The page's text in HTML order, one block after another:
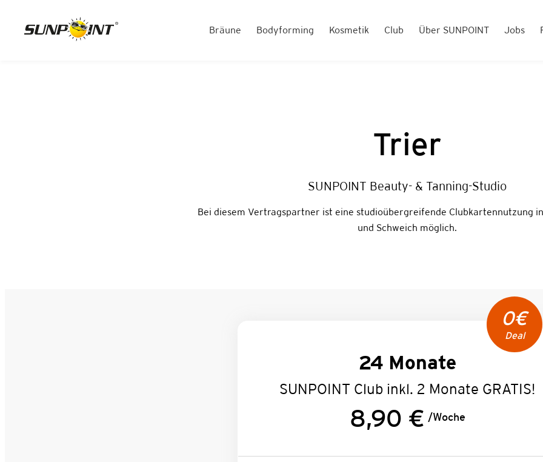
Bräune Bodyforming Kosmetik Club Über SUNPOINT Jobs
Trier
SUNPOINT Beauty- & Tanning-Studio
Bei diesem Vertragspartner ist eine studioübergreifende Clubkartennutzung
und Schweich möglich.
0€
Deal
24 Monate
SUNPOINT Club inkl. 2 Monate GRATIS!
8,90 € /Woche